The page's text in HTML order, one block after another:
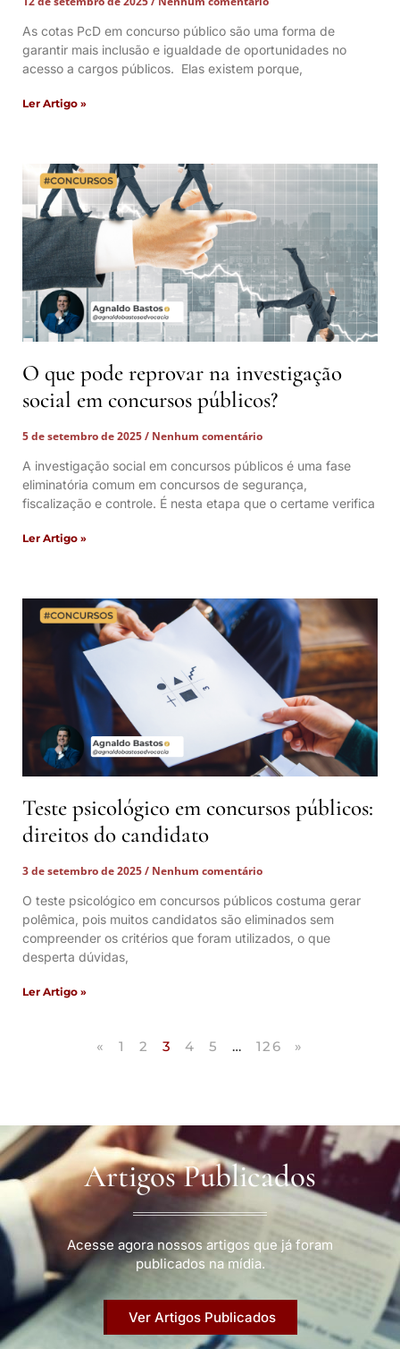
As cotas PcD em concurso público são uma forma de
garantir mais inclusão e igualdade de oportunidades no
acesso a cargos públicos. Elas existem porque,
Ler Artigo »
O que pode reprovar na investigação
social em concursos públicos?
5 de setembro de 2025
Nenhum comentário
A investigação social em concursos públicos é uma fase
eliminatória comum em concursos de segurança,
fiscalização e controle. É nesta etapa que o certame verifica
Ler Artigo »
Teste psicológico em concursos públicos:
direitos do candidato
3 de setembro de 2025
Nenhum comentário
O teste psicológico em concursos públicos costuma gerar
polêmica, pois muitos candidatos são eliminados sem
compreender os critérios que foram utilizados, o que
desperta dúvidas,
Ler Artigo »
« 1 2 3 4 5 … 126 »
Artigos Publicados
Acesse agora nossos artigos que já foram
publicados na mídia.
Ver Artigos Publicados